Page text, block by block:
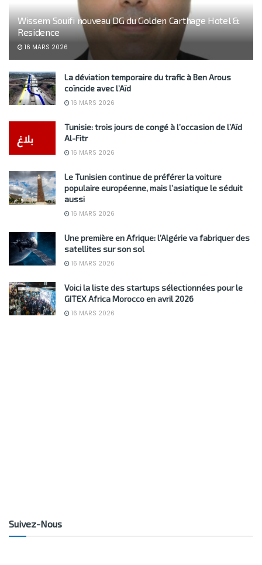
Wissem Souifi nouveau DG du Golden Carthage Hotel &
Residence
16 MARS 2026
La déviation temporaire du trafic à Ben Arous
coïncide avec l’Aïd
16 MARS 2026
Tunisie: trois jours de congé à l’occasion de l’Aïd
Al-Fitr
16 MARS 2026
Le Tunisien continue de préférer la voiture
populaire européenne, mais l’asiatique le séduit
aussi
16 MARS 2026
Une première en Afrique: l’Algérie va fabriquer des
satellites sur son sol
16 MARS 2026
Voici la liste des startups sélectionnées pour le
GITEX Africa Morocco en avril 2026
16 MARS 2026
Suivez-Nous